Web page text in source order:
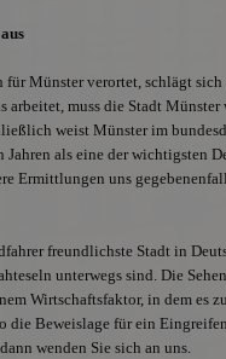
Münster verortet, schlägt
muss die Stadt
weist Münster im
als eine der wichtigsten
Ermittlungen uns
freundlichste Stadt in
unterwegs sind. Die
Wirtschaftsfaktor, in dem
Beweislage für ein
wenden Sie sich an uns.